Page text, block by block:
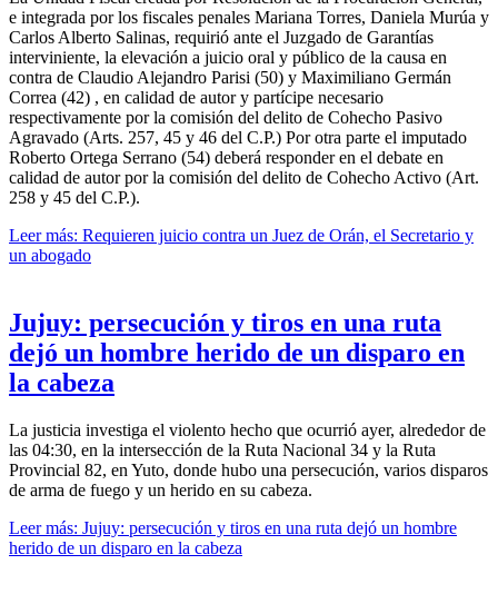
e integrada por los fiscales penales Mariana Torres, Daniela Murúa y
Carlos Alberto Salinas, requirió ante el Juzgado de Garantías
interviniente, la elevación a juicio oral y público de la causa en
contra de Claudio Alejandro Parisi (50) y Maximiliano Germán
Correa (42) , en calidad de autor y partícipe necesario
respectivamente por la comisión del delito de Cohecho Pasivo
Agravado (Arts. 257, 45 y 46 del C.P.) Por otra parte el imputado
Roberto Ortega Serrano (54) deberá responder en el debate en
calidad de autor por la comisión del delito de Cohecho Activo (Art.
258 y 45 del C.P.).
Leer más: Requieren juicio contra un Juez de Orán, el Secretario y
un abogado
Jujuy: persecución y tiros en una ruta
dejó un hombre herido de un disparo en
la cabeza
La justicia investiga el violento hecho que ocurrió ayer, alrededor de
las 04:30, en la intersección de la Ruta Nacional 34 y la Ruta
Provincial 82, en Yuto, donde hubo una persecución, varios disparos
de arma de fuego y un herido en su cabeza.
Leer más: Jujuy: persecución y tiros en una ruta dejó un hombre
herido de un disparo en la cabeza